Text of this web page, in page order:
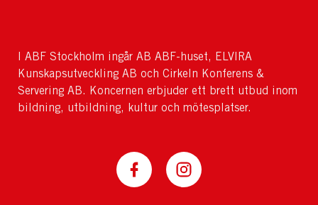
I ABF Stockholm ingår AB ABF-huset, ELVIRA
Kunskapsutveckling AB och Cirkeln Konferens &
Servering AB. Koncernen erbjuder ett brett utbud inom
bildning, utbildning, kultur och mötesplatser.